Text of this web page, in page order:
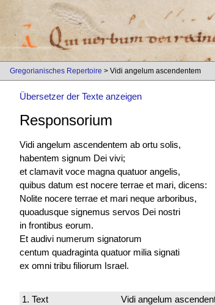
Gregorianisches Repertoire > Vidi angelum ascendentem
Übersetzer der Texte anzeigen
Responsorium
Vidi angelum ascendentem ab ortu solis,
habentem signum Dei vivi;
et clamavit voce magna quatuor angelis,
quibus datum est nocere terrae et mari, dicens:
Nolite nocere terrae et mari neque arboribus,
quoadusque signemus servos Dei nostri
in frontibus eorum.
Et audivi numerum signatorum
centum quadraginta quatuor milia signati
ex omni tribu filiorum Israel.
1. Text Vidi angelum